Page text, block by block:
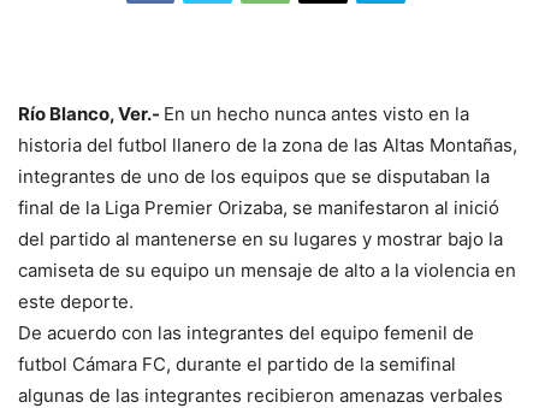
Río Blanco, Ver.- En un hecho nunca antes visto en la
historia del futbol llanero de la zona de las Altas Montañas,
integrantes de uno de los equipos que se disputaban la
final de la Liga Premier Orizaba, se manifestaron al inició
del partido al mantenerse en su lugares y mostrar bajo la
camiseta de su equipo un mensaje de alto a la violencia en
este deporte.
De acuerdo con las integrantes del equipo femenil de
futbol Cámara FC, durante el partido de la semifinal
algunas de las integrantes recibieron amenazas verbales